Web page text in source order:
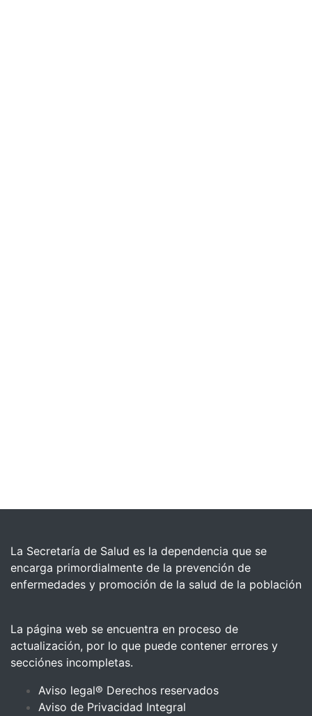
La Secretaría de Salud es la dependencia que se
encarga primordialmente de la prevención de
enfermedades y promoción de la salud de la población
La página web se encuentra en proceso de
actualización, por lo que puede contener errores y
secciónes incompletas.
Aviso legal® Derechos reservados
Aviso de Privacidad Integral